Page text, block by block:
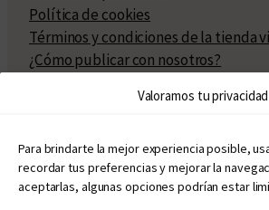
Valoramos tu privacidad
Para brindarte la mejor experiencia posible,
recordar tus preferencias y mejorar la
aceptarlas, algunas opciones podrían estar
Política de cookies
Términos y condiciones de la tienda
¿Cómo publicar con nosotros?
Políticas de publicación
Políticas de coedición
Atribuciones